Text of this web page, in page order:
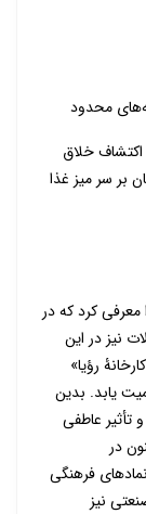
محدود
اکتشاف خلاق
بر سر میز غذا
معرفی کرد که در
نیز در این
رؤیا»
یابد. بدین
تأثیر عاطفی
در
فرهنگی
نیز